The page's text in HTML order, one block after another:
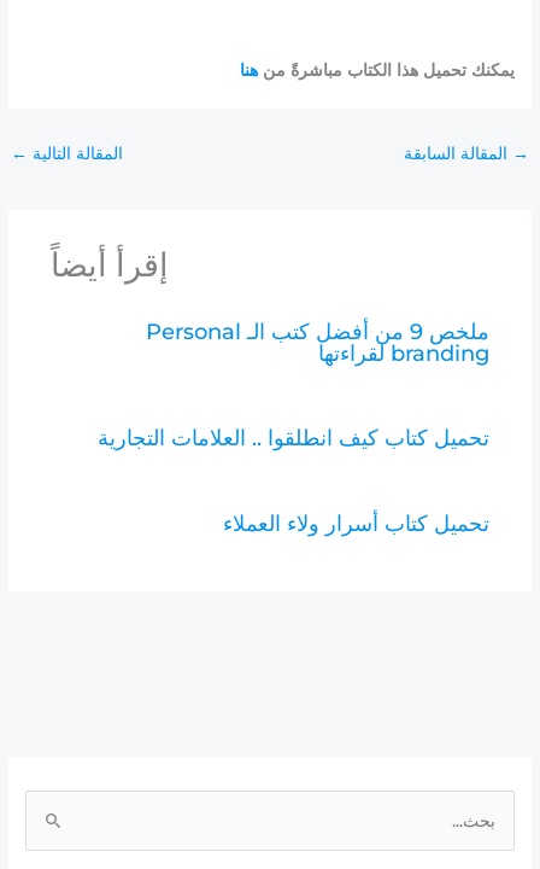
يمكنك تحميل هذا الكتاب مباشرةً منهنا
→ المقالة السابقة المقالة التالية ←
إقرأ أيضاً
ملخص 9 من أفضل كتب الـ Personal
branding لقراءتها
تحميل كتاب كيف انطلقوا .. العلامات التجارية
تحميل كتاب أسرار ولاء العملاء
ل